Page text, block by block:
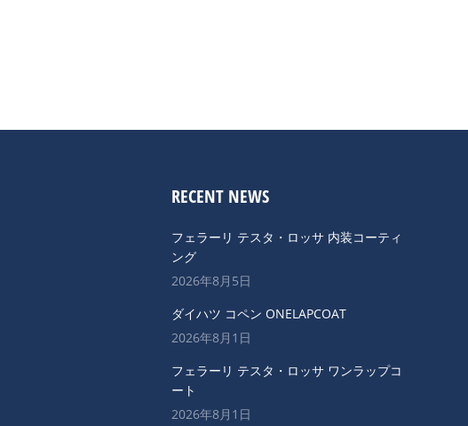
RECENT NEWS
フェラーリ テスタ・ロッサ 内装コーティ
ング
2026年8月5日
ダイハツ コペン ONELAPCOAT
2026年8月1日
フェラーリ テスタ・ロッサ ワンラップコ
ート
2026年8月1日